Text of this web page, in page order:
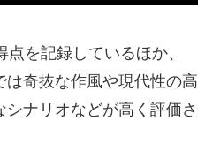
を記録しているほか、
奇抜な作風や現代性の高
ナリオなどが高く評価さ